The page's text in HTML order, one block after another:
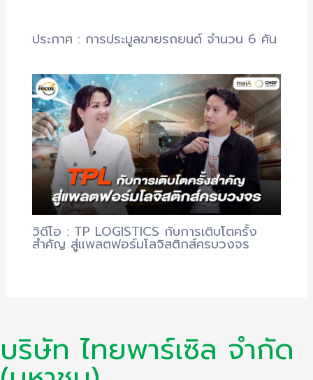
ประกาศ : การประมูลขายรถยนต์ จำนวน 6 คัน
วิดีโอ : TP LOGISTICS กับการเติบโตครั้ง
สำคัญ สู่แพลตฟอร์มโลจิสติกส์ครบวงจร
บริษัท ไทยพาร์เซิล จำกัด